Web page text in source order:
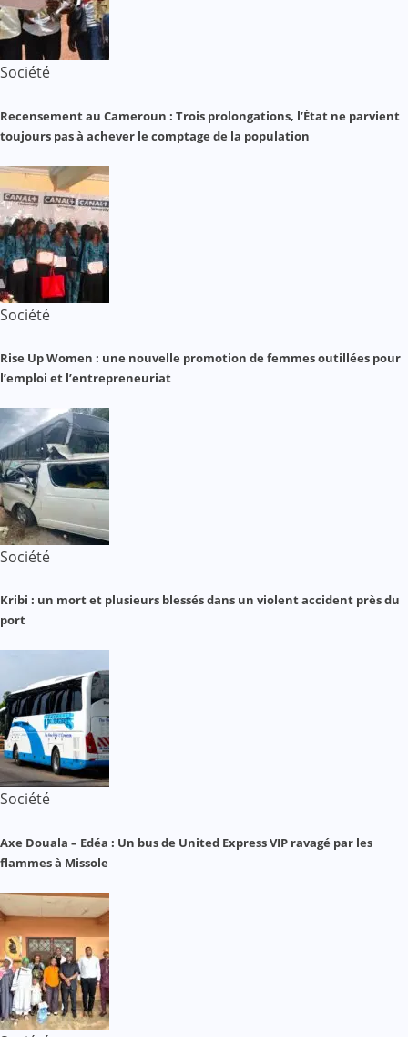
Société
Recensement au Cameroun : Trois prolongations, l’État ne parvient
toujours pas à achever le comptage de la population
Société
Rise Up Women : une nouvelle promotion de femmes outillées pour
l’emploi et l’entrepreneuriat
Société
Kribi : un mort et plusieurs blessés dans un violent accident près du
port
Société
Axe Douala – Edéa : Un bus de United Express VIP ravagé par les
flammes à Missole